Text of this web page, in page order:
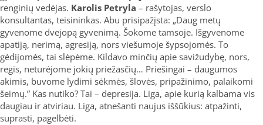
renginių vedėjas. Karolis Petryla – rašytojas, verslo
konsultantas, teisininkas. Abu prisipažįsta: „Daug metų
gyvenome dvejopą gyvenimą. Šokome tamsoje. Išgyvenome
apatiją, nerimą, agresiją, nors viešumoje šypsojomės. To
gėdijomės, tai slėpėme. Kildavo minčių apie savižudybę, nors,
regis, neturėjome jokių priežasčių… Priešingai – daugumos
akimis, buvome lydimi sėkmės, šlovės, pripažinimo, palaikomi
šeimų.” Kas nutiko? Tai – depresija. Liga, apie kurią kalbama vis
daugiau ir atviriau. Liga, atnešanti naujus iššūkius: atpažinti,
suprasti, pagelbėti.